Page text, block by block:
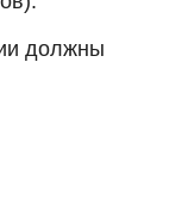
должны